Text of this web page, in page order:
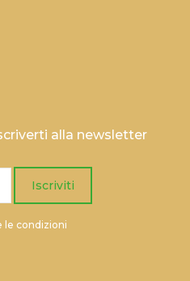
alla newsletter
le condizioni